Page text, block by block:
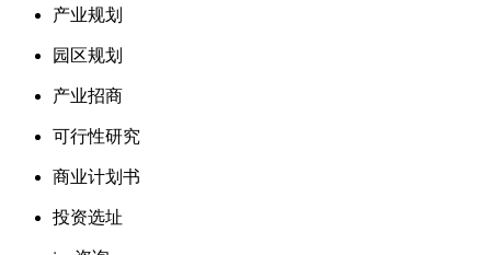
产业规划
园区规划
产业招商
可行性研究
商业计划书
投资选址